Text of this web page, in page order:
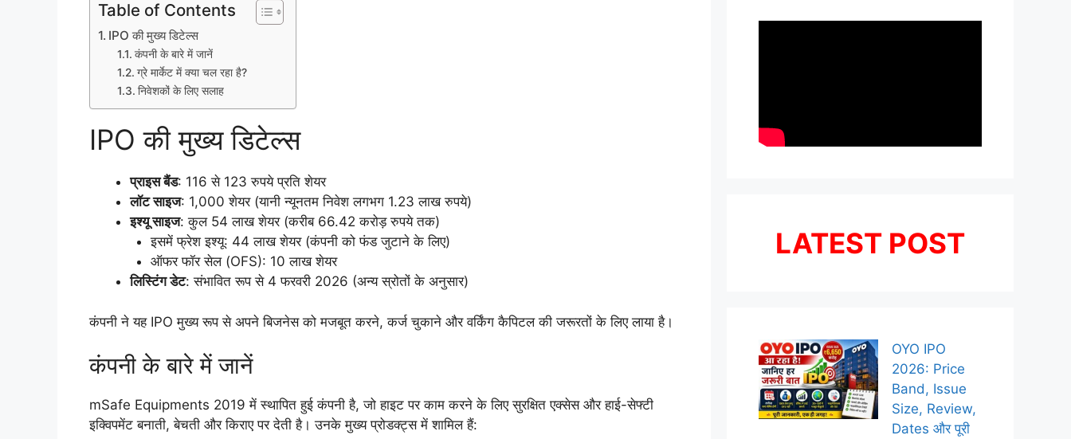
Table of Contents
IPO की मुख्य डिटेल्स
कंपनी के बारे में जानें
ग्रे मार्केट में क्या चल रहा है?
निवेशकों के लिए सलाह
IPO की मुख्य डिटेल्स
प्राइस बैंड: 116 से 123 रुपये प्रति शेयर
लॉट साइज: 1,000 शेयर (यानी न्यूनतम निवेश लगभग 1.23 लाख रुपये)
इश्यू साइज: कुल 54 लाख शेयर (करीब 66.42 करोड़ रुपये तक)
इसमें फ्रेश इश्यू: 44 लाख शेयर (कंपनी को फंड जुटाने के लिए)
ऑफर फॉर सेल (OFS): 10 लाख शेयर
लिस्टिंग डेट: संभावित रूप से 4 फरवरी 2026 (अन्य स्रोतों के अनुसार)
कंपनी ने यह IPO मुख्य रूप से अपने बिजनेस को मजबूत करने, कर्ज चुकाने और वर्किंग कैपिटल की जरूरतों के लिए लाया है।
कंपनी के बारे में जानें
mSafe Equipments 2019 में स्थापित हुई कंपनी है, जो हाइट पर काम करने के लिए सुरक्षित एक्सेस और हाई-सेफ्टी
इक्विपमेंट बनाती, बेचती और किराए पर देती है। उनके मुख्य प्रोडक्ट्स में शामिल हैं:
LATEST POST
OYO IPO
2026: Price
Band, Issue
Size, Review,
Dates और पूरी